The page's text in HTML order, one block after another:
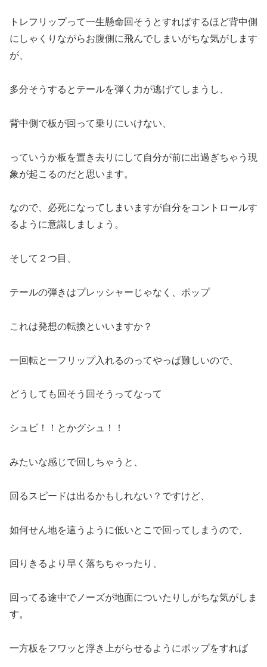
トレフリップって一生懸命回そうとすればするほど背中側
にしゃくりながらお腹側に飛んでしまいがちな気がします
が、
多分そうするとテールを弾く力が逃げてしまうし、
背中側で板が回って乗りにいけない、
っていうか板を置き去りにして自分が前に出過ぎちゃう現
象が起こるのだと思います。
なので、必死になってしまいますが自分をコントロールす
るように意識しましょう。
そして２つ目、
テールの弾きはプレッシャーじゃなく、ポップ
これは発想の転換といいますか？
一回転と一フリップ入れるのってやっぱ難しいので、
どうしても回そう回そうってなって
シュビ！！とかグシュ！！
みたいな感じで回しちゃうと、
回るスピードは出るかもしれない？ですけど、
如何せん地を這うように低いとこで回ってしまうので、
回りきるより早く落ちちゃったり、
回ってる途中でノーズが地面についたりしがちな気がしま
す。
一方板をフワッと浮き上がらせるようにポップをすれば